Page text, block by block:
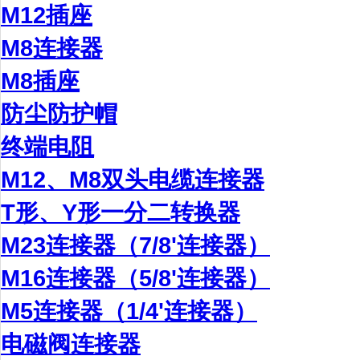
M12插座
M8连接器
M8插座
防尘防护帽
终端电阻
M12、M8双头电缆连接器
T形、Y形一分二转换器
M23连接器（7/8'连接器）
M16连接器（5/8'连接器）
M5连接器（1/4'连接器）
电磁阀连接器